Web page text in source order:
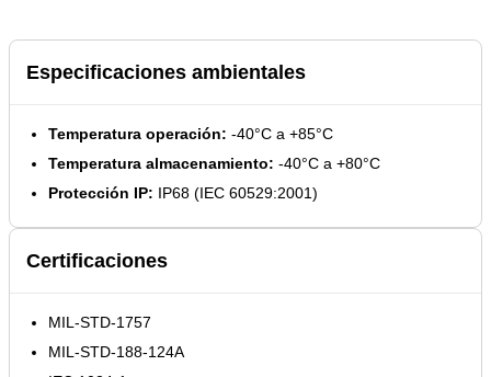
Especificaciones ambientales
Temperatura operación: -40°C a +85°C
Temperatura almacenamiento: -40°C a +80°C
Protección IP: IP68 (IEC 60529:2001)
Certificaciones
MIL-STD-1757
MIL-STD-188-124A